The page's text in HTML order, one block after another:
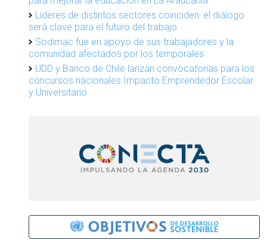
Líderes de distintos sectores coinciden: el diálogo
será clave para el futuro del trabajo
Sodimac fue en apoyo de sus trabajadores y la
comunidad afectados por los temporales
UDD y Banco de Chile lanzan convocatorias para los
concursos nacionales Impacto Emprendedor Escolar
y Universitario